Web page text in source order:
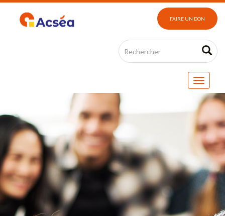
FAIRE UN DON